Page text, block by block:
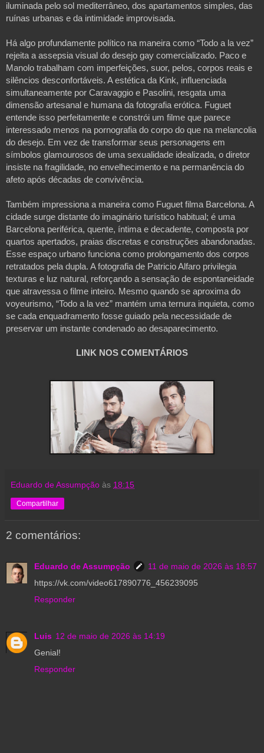
iluminada pelo sol mediterrâneo, dos apartamentos simples, das
ruínas urbanas e da intimidade improvisada.
Há algo profundamente político na maneira como “Todo a la vez”
rejeita a assepsia visual do desejo gay comercializado. Paco e
Manolo trabalham com imperfeições, suor, pelos, corpos reais e
silêncios desconfortáveis. A estética da Kink, influenciada
simultaneamente por Caravaggio e Pasolini, resgata uma
dimensão artesanal e humana da fotografia erótica. Fuguet
entende isso perfeitamente e constrói um filme que parece
interessado menos na pornografia do corpo do que na melancolia
do desejo. Em vez de transformar seus personagens em
símbolos glamourosos de uma sexualidade idealizada, o diretor
insiste na fragilidade, no envelhecimento e na permanência do
afeto após décadas de convivência.
Também impressiona a maneira como Fuguet filma Barcelona. A
cidade surge distante do imaginário turístico habitual; é uma
Barcelona periférica, quente, íntima e decadente, composta por
quartos apertados, praias discretas e construções abandonadas.
Esse espaço urbano funciona como prolongamento dos corpos
retratados pela dupla. A fotografia de Patricio Alfaro privilegia
texturas e luz natural, reforçando a sensação de espontaneidade
que atravessa o filme inteiro. Mesmo quando se aproxima do
voyeurismo, “Todo a la vez” mantém uma ternura inquieta, como
se cada enquadramento fosse guiado pela necessidade de
preservar um instante condenado ao desaparecimento.
LINK NOS COMENTÁRIOS
Eduardo de Assumpção às 18:15
Compartilhar
2 comentários:
Eduardo de Assumpção
11 de maio de 2026 às 18:57
https://vk.com/video617890776_456239095
Responder
Luis 12 de maio de 2026 às 14:19
Genial!
Responder